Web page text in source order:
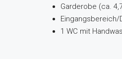
Garderobe (ca.
Eingangsbereich/
1 WC mit